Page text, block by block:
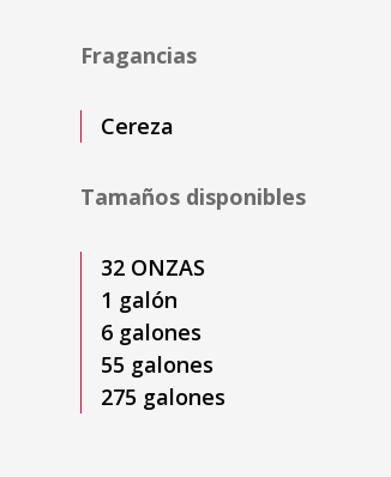
Fragancias
Cereza
Tamaños disponibles
32 ONZAS
1 galón
6 galones
55 galones
275 galones